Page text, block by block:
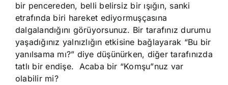
bir pencereden, belli belirsiz bir ışığın, sanki
etrafında biri hareket ediyormuşçasına
dalgalandığını görüyorsunuz. Bir tarafınız durumu
yaşadığınız yalnızlığın etkisine bağlayarak “Bu bir
yanılsama mı?” diye düşünürken, diğer tarafınızda
tatlı bir endişe. Acaba bir “Komşu”nuz var
olabilir mi?